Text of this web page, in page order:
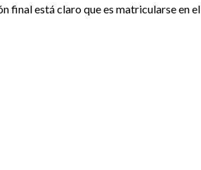
final está claro que es matricularse en el